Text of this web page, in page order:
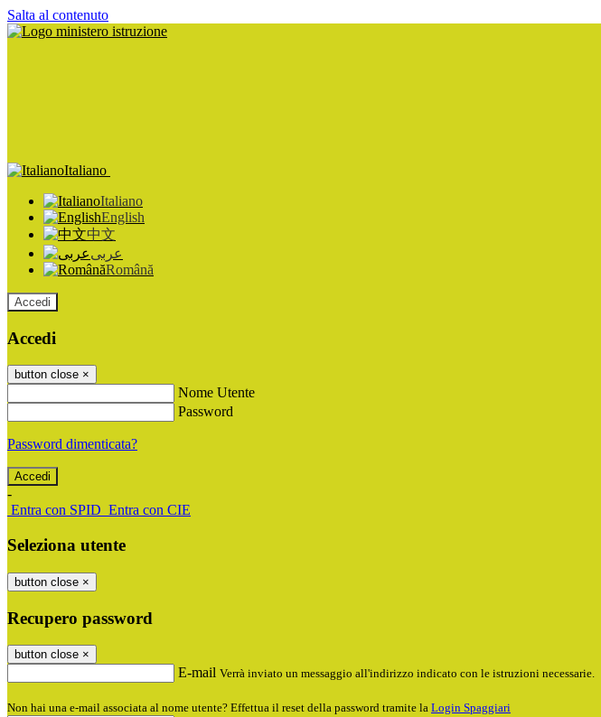
Salta al contenuto
Italiano
Italiano
English
中文
عربى
Română
Accedi
Accedi
button close ×
Nome Utente
Password
Password dimenticata?
-
Entra con SPID Entra con CIE
Seleziona utente
button close ×
Recupero password
button close ×
E-mail Verrà inviato un messaggio all'indirizzo indicato con le istruzioni necessarie.
Non hai una e-mail associata al nome utente? Effettua il reset della password tramite la Login Spaggiari